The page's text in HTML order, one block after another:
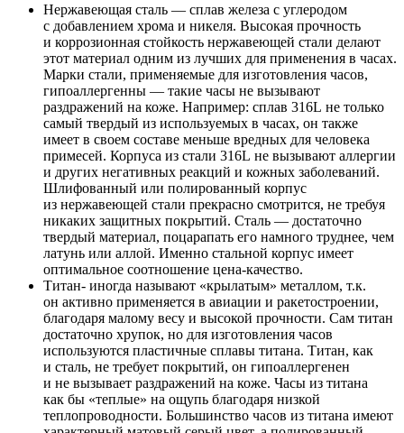
Нержавеющая сталь — сплав железа с углеродом
с добавлением хрома и никеля. Высокая прочность
и коррозионная стойкость нержавеющей стали делают
этот материал одним из лучших для применения в часах.
Марки стали, применяемые для изготовления часов,
гипоаллергенны — такие часы не вызывают
раздражений на коже. Например: сплав 316L не только
самый твердый из используемых в часах, он также
имеет в своем составе меньше вредных для человека
примесей. Корпуса из стали 316L не вызывают аллергии
и других негативных реакций и кожных заболеваний.
Шлифованный или полированный корпус
из нержавеющей стали прекрасно смотрится, не требуя
никаких защитных покрытий. Сталь — достаточно
твердый материал, поцарапать его намного труднее, чем
латунь или аллой. Именно стальной корпус имеет
оптимальное соотношение цена-качество.
Титан- иногда называют «крылатым» металлом, т.к.
он активно применяется в авиации и ракетостроении,
благодаря малому весу и высокой прочности. Сам титан
достаточно хрупок, но для изготовления часов
используются пластичные сплавы титана. Титан, как
и сталь, не требует покрытий, он гипоаллергенен
и не вызывает раздражений на коже. Часы из титана
как бы «теплые» на ощупь благодаря низкой
теплопроводности. Большинство часов из титана имеют